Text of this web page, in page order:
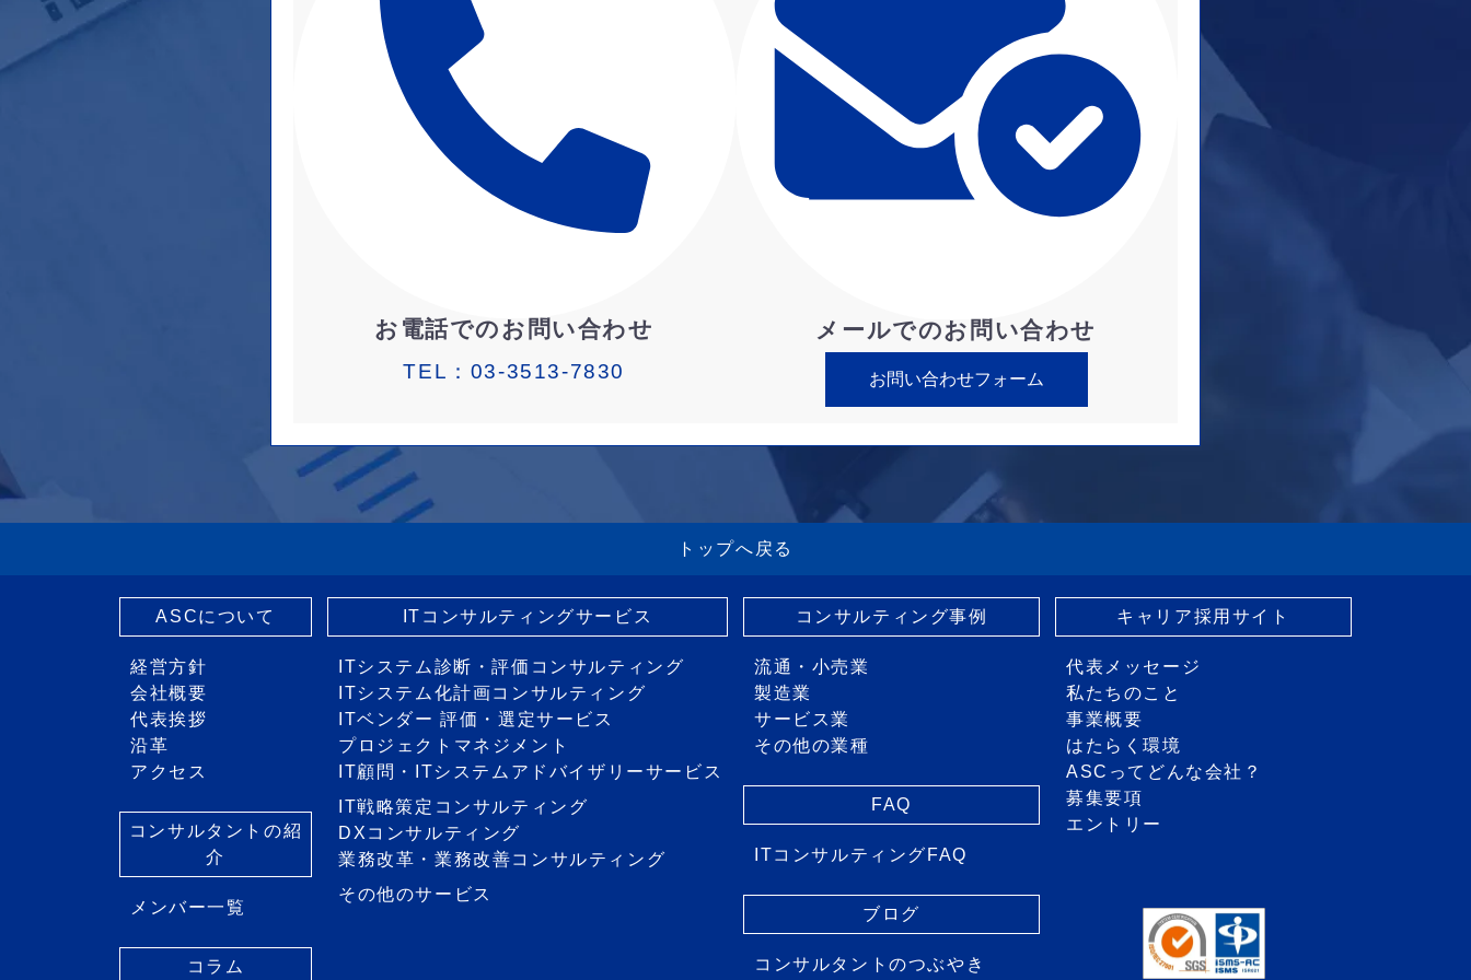
お電話でのお問い合わせ
TEL： 03-3513-7830
メールでのお問い合わせ
お問い合わせフォーム
トップへ戻る
ASCについて
経営方針
会社概要
代表挨拶
沿革
アクセス
コンサルタントの紹
介
メンバー一覧
コラム
ITコンサルティングサービス
ITシステム診断・評価コンサルティング
ITシステム化計画コンサルティング
ITベンダー 評価・選定サービス
プロジェクトマネジメント
IT顧問・ITシステムアドバイザリーサービス
IT戦略策定コンサルティング
DXコンサルティング
業務改革・業務改善コンサルティング
その他のサービス
コンサルティング事例
流通・小売業
製造業
サービス業
その他の業種
FAQ
ITコンサルティングFAQ
ブログ
コンサルタントのつぶやき
キャリア採用サイト
代表メッセージ
私たちのこと
事業概要
はたらく環境
ASCってどんな会社？
募集要項
エントリー